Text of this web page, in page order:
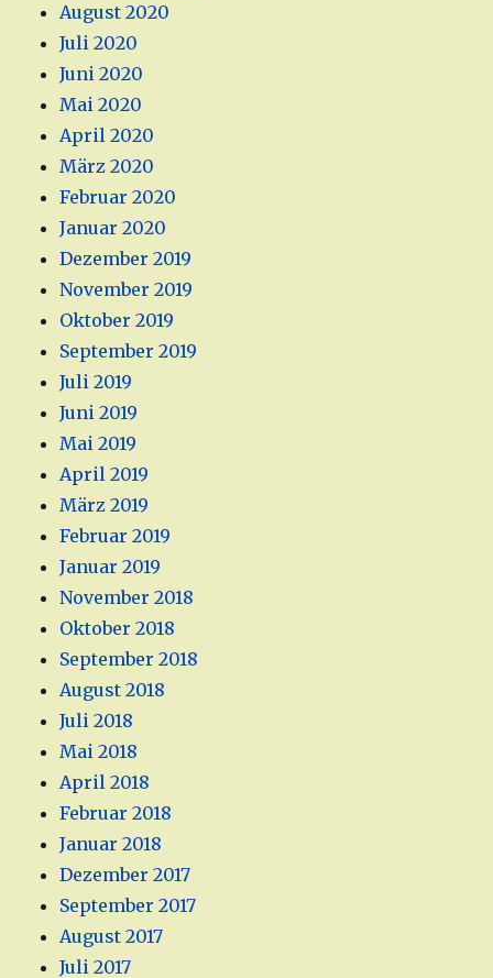
August 2020
Juli 2020
Juni 2020
Mai 2020
April 2020
März 2020
Februar 2020
Januar 2020
Dezember 2019
November 2019
Oktober 2019
September 2019
Juli 2019
Juni 2019
Mai 2019
April 2019
März 2019
Februar 2019
Januar 2019
November 2018
Oktober 2018
September 2018
August 2018
Juli 2018
Mai 2018
April 2018
Februar 2018
Januar 2018
Dezember 2017
September 2017
August 2017
Juli 2017